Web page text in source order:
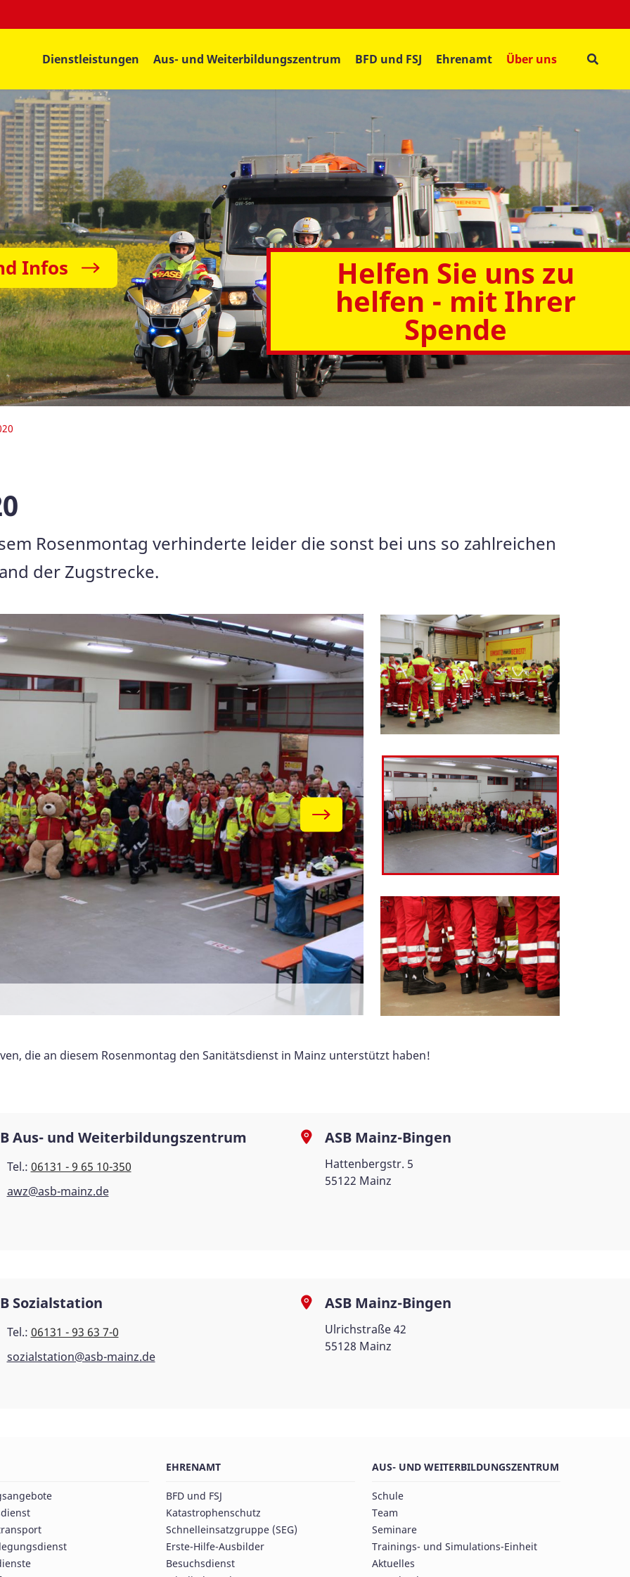
Dienstleistungen Aus- und Weiterbildungszentrum BFD und FSJ Ehrenamt Über uns
Helfen Sie uns zu
helfen - mit Ihrer
Spende
Infos
Rosenmontag verhinderte leider die sonst bei uns so zahlreichen
der Zugstrecke.
die an diesem Rosenmontag den Sanitätsdienst in Mainz unterstützt haben!
Aus- und Weiterbildungszentrum
Tel.: 06131 - 9 65 10-350
awz@asb-mainz.de
ASB Mainz-Bingen
Hattenbergstr. 5
55122 Mainz
Sozialstation
Tel.: 06131 - 93 63 7-0
sozialstation@asb-mainz.de
ASB Mainz-Bingen
Ulrichstraße 42
55128 Mainz
EHRENAMT
BFD und FSJ
Katastrophenschutz
Schnelleinsatzgruppe (SEG)
Erste-Hilfe-Ausbilder
Besuchsdienst
AUS- UND WEITERBILDUNGSZENTRUM
Schule
Team
Seminare
Trainings- und Simulations-Einheit
Aktuelles